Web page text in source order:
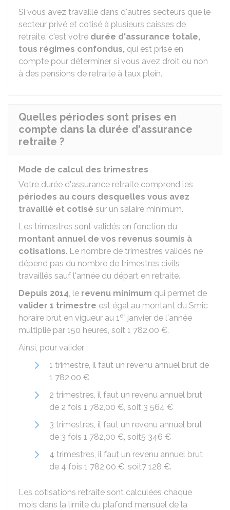
Si vous avez travaillé dans d'autres secteurs que le
secteur privé et cotisé à plusieurs caisses de
retraite, c'est votre durée d'assurance totale,
tous régimes confondus, qui est prise en
compte pour déterminer si vous avez droit ou non
à des pensions de retraite à taux plein.
Quelles périodes sont prises en
compte dans la durée d'assurance
retraite ?
Mode de calcul des trimestres
Votre durée d'assurance retraite comprend les
périodes au cours desquelles vous avez
travaillé et cotisé sur un salaire minimum.
Les trimestres sont validés en fonction du
montant annuel de vos revenus soumis à
cotisations. Le nombre de trimestres validés ne
dépend pas du nombre de trimestres civils
travaillés sauf l'année du départ en retraite.
Depuis 2014, le revenu minimum qui permet de
valider 1 trimestre est égal au montant du Smic
horaire brut en vigueur au 1er janvier de l'année
multiplié par 150 heures, soit 1 782,00 €.
Ainsi, pour valider :
1 trimestre, il faut un revenu annuel brut de ​
1 782,00 €
2 trimestres, il faut un revenu annuel brut
de 2 fois 1 782,00 €, soit 3 564 €
3 trimestres, il faut un revenu annuel brut
de 3 fois 1 782,00 €, soit5 346 €
4 trimestres, il faut un revenu annuel brut
de 4 fois 1 782,00 €, soit7 128 €.
Les cotisations retraite sont calculées chaque
mois dans la limite du plafond mensuel de la